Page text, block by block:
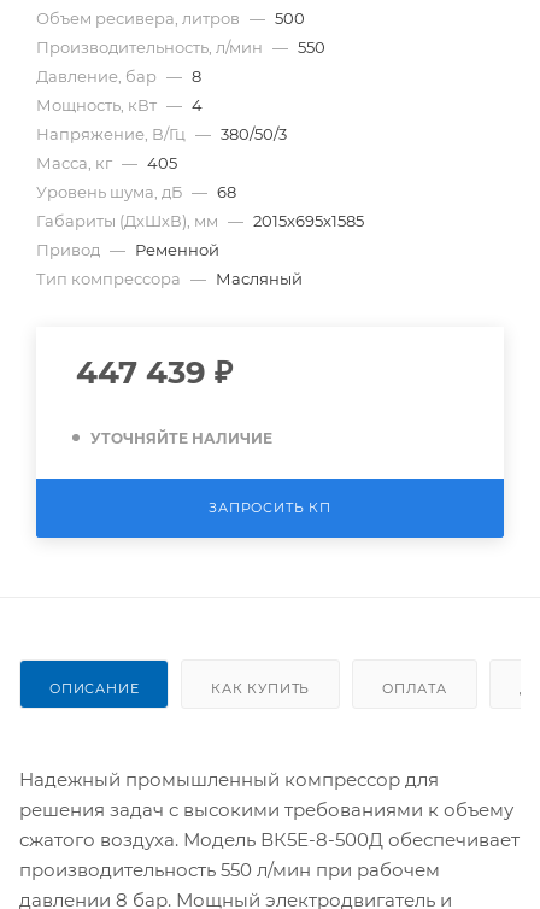
Объем ресивера, литров — 500
Производительность, л/мин — 550
Давление, бар — 8
Мощность, кВт — 4
Напряжение, В/Гц — 380/50/3
Масса, кг — 405
Уровень шума, дБ — 68
Габариты (ДхШхВ), мм — 2015x695x1585
Привод — Ременной
Тип компрессора — Масляный
447 439 ₽
УТОЧНЯЙТЕ НАЛИЧИЕ
ЗАПРОСИТЬ КП
ОПИСАНИЕ КАК КУПИТЬ ОПЛАТА
Надежный промышленный компрессор для
решения задач с высокими требованиями к объему
сжатого воздуха. Модель ВК5Е-8-500Д обеспечивает
производительность 550 л/мин при рабочем
давлении 8 бар. Мощный электродвигатель и